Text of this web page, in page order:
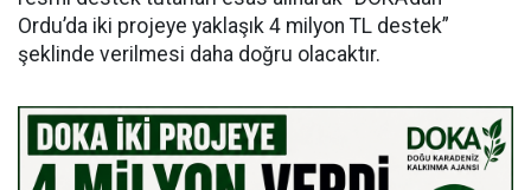
Ordu’da iki projeye yaklaşık 4 milyon TL destek”
şeklinde verilmesi daha doğru olacaktır.